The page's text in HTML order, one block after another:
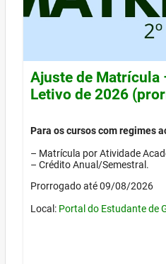
Ajuste de Matrícula
Letivo de 2026
Para os cursos com regimes
– Matrícula por Atividade
– Crédito Anual/Semestral.
Prorrogado até 09/08/2026
Local: Portal do Estudante de